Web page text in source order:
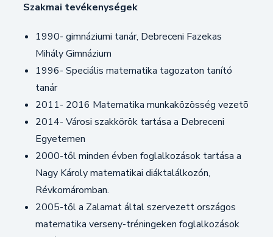
Szakmai tevékenységek
1990- gimnáziumi tanár, Debreceni Fazekas
Mihály Gimnázium
1996- Speciális matematika tagozaton tanító
tanár
2011- 2016 Matematika munkaközösség vezetõ
2014- Városi szakkörök tartása a Debreceni
Egyetemen
2000-től minden évben foglalkozások tartása a
Nagy Károly matematikai diáktalálkozón,
Révkomáromban.
2005-től a Zalamat által szervezett országos
matematika verseny-tréningeken foglalkozások